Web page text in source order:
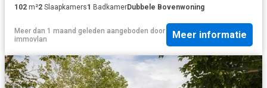
102 m²2 Slaapkamers1 BadkamerDubbele Bovenwoning
Meer dan 1 maand geleden aangeboden door
immovlan
Meer informatie